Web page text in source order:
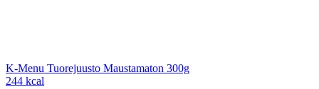
K-Menu Tuorejuusto Maustamaton 300g
244 kcal